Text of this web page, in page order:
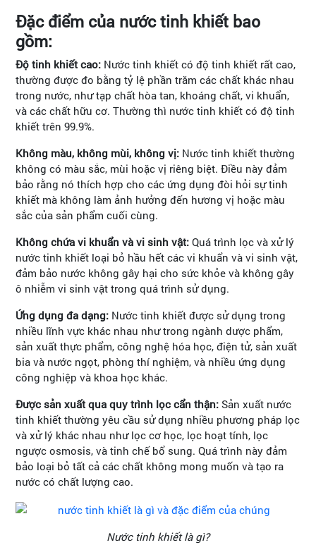
Đặc điểm của nước tinh khiết bao
gồm:
Độ tinh khiết cao: Nước tinh khiết có độ tinh khiết rất cao,
thường được đo bằng tỷ lệ phần trăm các chất khác nhau
trong nước, như tạp chất hòa tan, khoáng chất, vi khuẩn,
và các chất hữu cơ. Thường thì nước tinh khiết có độ tinh
khiết trên 99.9%.
Không màu, không mùi, không vị: Nước tinh khiết thường
không có màu sắc, mùi hoặc vị riêng biệt. Điều này đảm
bảo rằng nó thích hợp cho các ứng dụng đòi hỏi sự tinh
khiết mà không làm ảnh hưởng đến hương vị hoặc màu
sắc của sản phẩm cuối cùng.
Không chứa vi khuẩn và vi sinh vật: Quá trình lọc và xử lý
nước tinh khiết loại bỏ hầu hết các vi khuẩn và vi sinh vật,
đảm bảo nước không gây hại cho sức khỏe và không gây
ô nhiễm vi sinh vật trong quá trình sử dụng.
Ứng dụng đa dạng: Nước tinh khiết được sử dụng trong
nhiều lĩnh vực khác nhau như trong ngành dược phẩm,
sản xuất thực phẩm, công nghệ hóa học, điện tử, sản xuất
bia và nước ngọt, phòng thí nghiệm, và nhiều ứng dụng
công nghiệp và khoa học khác.
Được sản xuất qua quy trình lọc cẩn thận: Sản xuất nước
tinh khiết thường yêu cầu sử dụng nhiều phương pháp lọc
và xử lý khác nhau như lọc cơ học, lọc hoạt tính, lọc
ngược osmosis, và tinh chế bổ sung. Quá trình này đảm
bảo loại bỏ tất cả các chất không mong muốn và tạo ra
nước có chất lượng cao.
Nước tinh khiết là gì?